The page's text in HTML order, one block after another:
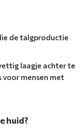
de talgproductie
laagje achter te
mensen met
huid?